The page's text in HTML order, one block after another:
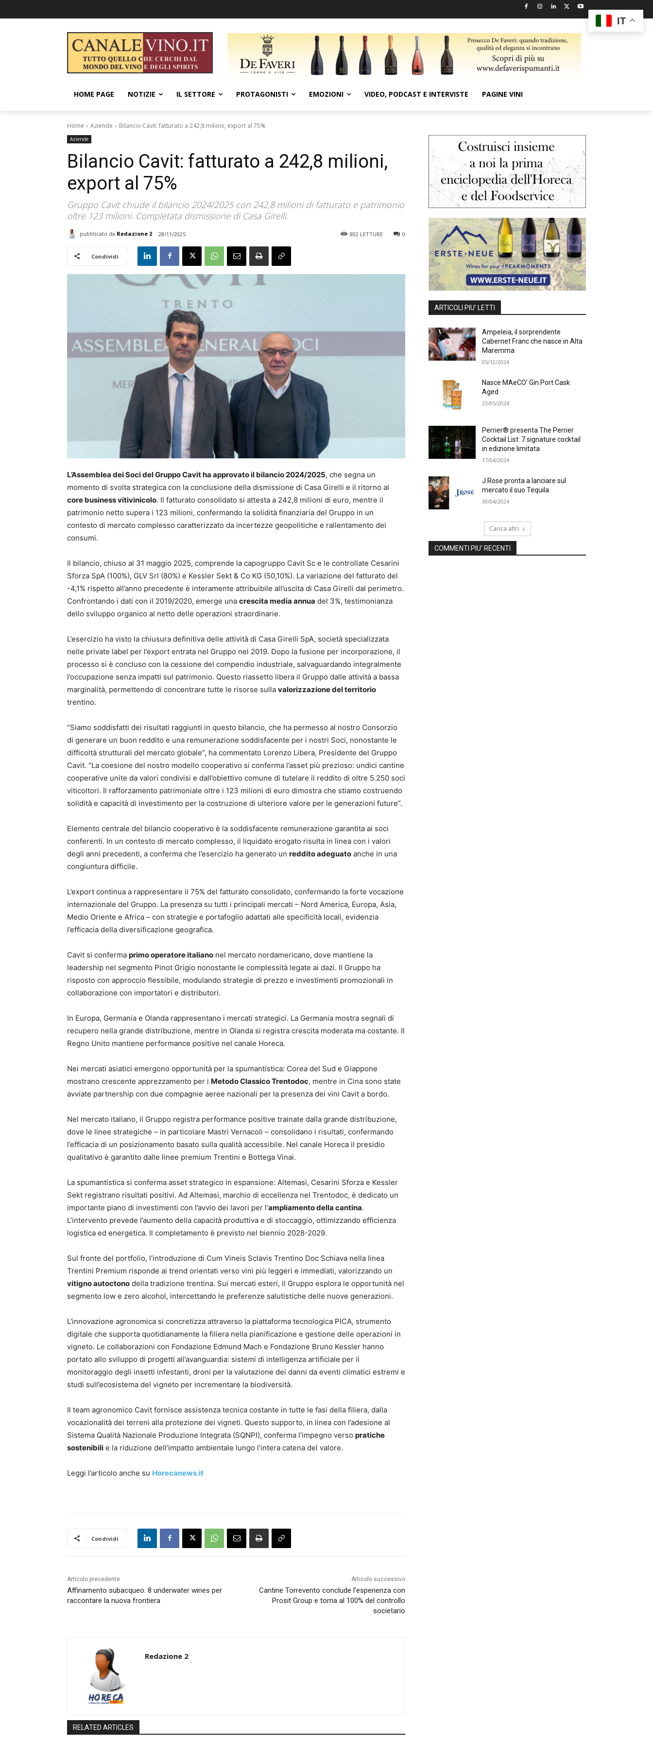
HOME PAGE NOTIZIE IL SETTORE PROTAGONISTI EMOZIONI VIDEO, PODCAST E INTERVISTE PAGINE VINI
Home Aziende Bilancio Cavit: fatturato a 242,8 milioni, export al 75%
Aziende
Bilancio Cavit: fatturato a 242,8 milioni,
export al 75%
Gruppo Cavit chiude il bilancio 2024/2025 con 242,8 milioni di fatturato e patrimonio
oltre 123 milioni. Completata dismissione di Casa Girelli.
pubblicato da Redazione 2 28/11/2025 0
802 LETTURE
Condividi
L’Assemblea dei Soci del Gruppo Cavit ha approvato il bilancio 2024/2025, che segna un
momento di svolta strategica con la conclusione della dismissione di Casa Girelli e il ritorno al
core business vitivinicolo. Il fatturato consolidato si attesta a 242,8 milioni di euro, mentre il
patrimonio netto supera i 123 milioni, confermando la solidità finanziaria del Gruppo in un
contesto di mercato complesso caratterizzato da incertezze geopolitiche e rallentamento dei
consumi.
Il bilancio, chiuso al 31 maggio 2025, comprende la capogruppo Cavit Sc e le controllate Cesarini
Sforza SpA (100%), GLV Srl (80%) e Kessler Sekt & Co KG (50,10%). La variazione del fatturato del
-4,1% rispetto all’anno precedente è interamente attribuibile all’uscita di Casa Girelli dal perimetro.
Confrontando i dati con il 2019/2020, emerge una crescita media annua del 3%, testimonianza
dello sviluppo organico al netto delle operazioni straordinarie.
L’esercizio ha visto la chiusura definitiva delle attività di Casa Girelli SpA, società specializzata
nelle private label per l’export entrata nel Gruppo nel 2019. Dopo la fusione per incorporazione, il
processo si è concluso con la cessione del compendio industriale, salvaguardando integralmente
l’occupazione senza impatti sul patrimonio. Questo riassetto libera il Gruppo dalle attività a bassa
marginalità, permettendo di concentrare tutte le risorse sulla valorizzazione del territorio
trentino.
“Siamo soddisfatti dei risultati raggiunti in questo bilancio, che ha permesso al nostro Consorzio
di generare un buon reddito e una remunerazione soddisfacente per i nostri Soci, nonostante le
difficoltà strutturali del mercato globale”, ha commentato Lorenzo Libera, Presidente del Gruppo
Cavit. “La coesione del nostro modello cooperativo si conferma l’asset più prezioso: undici cantine
cooperative unite da valori condivisi e dall’obiettivo comune di tutelare il reddito di oltre 5.250 soci
viticoltori. Il rafforzamento patrimoniale oltre i 123 milioni di euro dimostra che stiamo costruendo
solidità e capacità di investimento per la costruzione di ulteriore valore per le generazioni future”.
Elemento centrale del bilancio cooperativo è la soddisfacente remunerazione garantita ai soci
conferenti. In un contesto di mercato complesso, il liquidato erogato risulta in linea con i valori
degli anni precedenti, a conferma che l’esercizio ha generato un reddito adeguato anche in una
congiuntura difficile.
L’export continua a rappresentare il 75% del fatturato consolidato, confermando la forte vocazione
internazionale del Gruppo. La presenza su tutti i principali mercati – Nord America, Europa, Asia,
Medio Oriente e Africa – con strategie e portafoglio adattati alle specificità locali, evidenzia
l’efficacia della diversificazione geografica.
Cavit si conferma primo operatore italiano nel mercato nordamericano, dove mantiene la
leadership nel segmento Pinot Grigio nonostante le complessità legate ai dazi. Il Gruppo ha
risposto con approccio flessibile, modulando strategie di prezzo e investimenti promozionali in
collaborazione con importatori e distributori.
In Europa, Germania e Olanda rappresentano i mercati strategici. La Germania mostra segnali di
recupero nella grande distribuzione, mentre in Olanda si registra crescita moderata ma costante. Il
Regno Unito mantiene performance positive nel canale Horeca.
Nei mercati asiatici emergono opportunità per la spumantistica: Corea del Sud e Giappone
mostrano crescente apprezzamento per i Metodo Classico Trentodoc, mentre in Cina sono state
avviate partnership con due compagnie aeree nazionali per la presenza dei vini Cavit a bordo.
Nel mercato italiano, il Gruppo registra performance positive trainate dalla grande distribuzione,
dove le linee strategiche – in particolare Mastri Vernacoli – consolidano i risultati, confermando
l’efficacia di un posizionamento basato sulla qualità accessibile. Nel canale Horeca il presidio
qualitativo è garantito dalle linee premium Trentini e Bottega Vinai.
La spumantistica si conferma asset strategico in espansione: Altemasi, Cesarini Sforza e Kessler
Sekt registrano risultati positivi. Ad Altemasi, marchio di eccellenza nel Trentodoc, è dedicato un
importante piano di investimenti con l’avvio dei lavori per l’ampliamento della cantina.
L’intervento prevede l’aumento della capacità produttiva e di stoccaggio, ottimizzando efficienza
logistica ed energetica. Il completamento è previsto nel biennio 2028-2029.
Sul fronte del portfolio, l’introduzione di Cum Vineis Sclavis Trentino Doc Schiava nella linea
Trentini Premium risponde ai trend orientati verso vini più leggeri e immediati, valorizzando un
vitigno autoctono della tradizione trentina. Sui mercati esteri, il Gruppo esplora le opportunità nel
segmento low e zero alcohol, intercettando le preferenze salutistiche delle nuove generazioni.
L’innovazione agronomica si concretizza attraverso la piattaforma tecnologica PICA, strumento
digitale che supporta quotidianamente la filiera nella pianificazione e gestione delle operazioni in
vigneto. Le collaborazioni con Fondazione Edmund Mach e Fondazione Bruno Kessler hanno
portato allo sviluppo di progetti all’avanguardia: sistemi di intelligenza artificiale per il
monitoraggio degli insetti infestanti, droni per la valutazione dei danni da eventi climatici estremi e
studi sull’ecosistema del vigneto per incrementare la biodiversità.
Il team agronomico Cavit fornisce assistenza tecnica costante in tutte le fasi della filiera, dalla
vocazionalità dei terreni alla protezione dei vigneti. Questo supporto, in linea con l’adesione al
Sistema Qualità Nazionale Produzione Integrata (SQNPI), conferma l’impegno verso pratiche
sostenibili e la riduzione dell’impatto ambientale lungo l’intera catena del valore.
Leggi l’articolo anche su Horecanews.it
Condividi
Articolo precedente
Affinamento subacqueo: 8 underwater wines per
raccontare la nuova frontiera
Articolo successivo
Cantine Torrevento conclude l’esperienza con
Prosit Group e torna al 100% del controllo
societario
Redazione 2
RELATED ARTICLES
ARTICOLI PIU' LETTI
Ampeleia, il sorprendente
Cabernet Franc che nasce in Alta
Maremma
05/12/2024
Nasce MAeCO’ Gin Port Cask
Aged
23/05/2024
Perrier® presenta The Perrier
Cocktail List: 7 signature cocktail
in edizione limitata
17/04/2024
J.Rose pronta a lanciare sul
mercato il suo Tequila
30/04/2024
Carica altri
COMMENTI PIU' RECENTI
IT